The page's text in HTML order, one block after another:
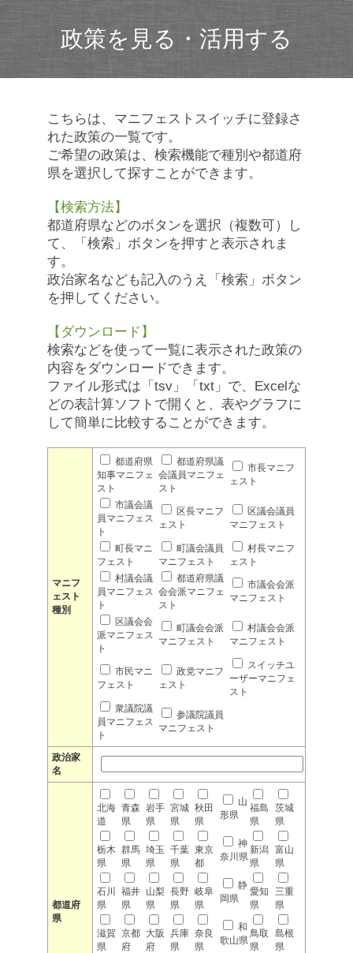
政策を見る・活用する
こちらは、マニフェストスイッチに登録さ
れた政策の一覧です。
ご希望の政策は、検索機能で種別や都道府
県を選択して探すことができます。
【検索方法】
都道府県などのボタンを選択（複数可）し
て、「検索」ボタンを押すと表示されま
す。
政治家名なども記入のうえ「検索」ボタン
を押してください。
【ダウンロード】
検索などを使って一覧に表示された政策の
内容をダウンロードできます。
ファイル形式は「tsv」「txt」で、Excelな
どの表計算ソフトで開くと、表やグラフに
して簡単に比較することができます。
マニフ
ェスト
種別
都道府県
知事マニフェ
スト
都道府県議
会議員マニフェ
スト
市長マニフ
ェスト
市議会議
員マニフェス
ト
区長マニフ
ェスト
区議会議員
マニフェスト
町長マニ
フェスト
町議会議員
マニフェスト
村長マニフ
ェスト
村議会議
員マニフェス
ト
都道府県議
会会派マニフェ
スト
市議会会派
マニフェスト
区議会会
派マニフェス
ト
町議会会派
マニフェスト
村議会会派
マニフェスト
市民マニ
フェスト
政党マニフ
ェスト
スイッチユ
ーザーマニフェ
スト
衆議院議
員マニフェス
ト
参議院議員
マニフェスト
政治家
名
都道府
県
北海
道
青森
県
岩手
県
宮城
県
秋田
県
山
形県
福島
県
茨城
県
栃木
県
群馬
県
埼玉
県
千葉
県
東京
都
神
奈川県
新潟
県
富山
県
石川
県
福井
県
山梨
県
長野
県
岐阜
県
静
岡県
愛知
県
三重
県
滋賀
県
京都
府
大阪
府
兵庫
県
奈良
県
和
歌山県
鳥取
県
島根
県